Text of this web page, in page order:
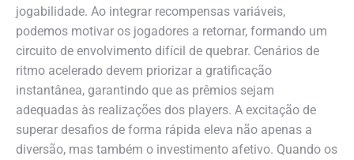
jogabilidade. Ao integrar recompensas variáveis,
podemos motivar os jogadores a retornar, formando um
circuito de envolvimento difícil de quebrar. Cenários de
ritmo acelerado devem priorizar a gratificação
instantânea, garantindo que as prêmios sejam
adequadas às realizações dos players. A excitação de
superar desafios de forma rápida eleva não apenas a
diversão, mas também o investimento afetivo. Quando os